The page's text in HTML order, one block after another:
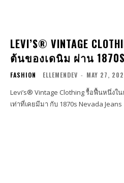
LEVI’S® VINTAGE
ต้นของเดนิม ผ่าน 1870S
FASHION ELLEMENDEV - MAY 27,
Levi’s® Vintage Clothing รื้อฟื้นหนึ่งใ
เท่าที่เคยมีมา กับ 1870s Nevada Jeans